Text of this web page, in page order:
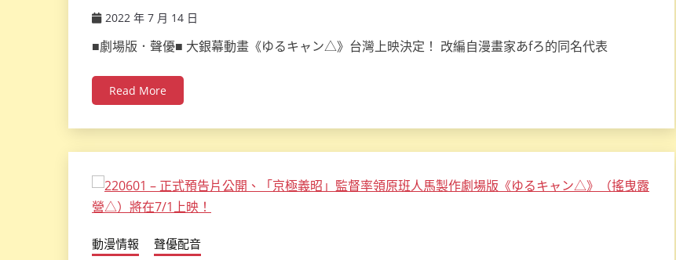
2022 年 7 月 14 日
■劇場版．聲優■ 大銀幕動畫《ゆるキャン△》台灣上映決定！ 改編自漫畫家あfろ的同名代表
Read More
動漫情報 聲優配音